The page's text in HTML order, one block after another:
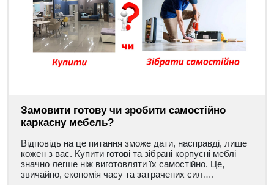
Замовити готову чи зробити самостійно
каркасну мебель?
Відповідь на це питання зможе дати, насправді, лише
кожен з вас. Купити готові та зібрані корпусні меблі
значно легше ніж виготовляти їх самостійно. Це,
звичайно, економія часу та затрачених сил….